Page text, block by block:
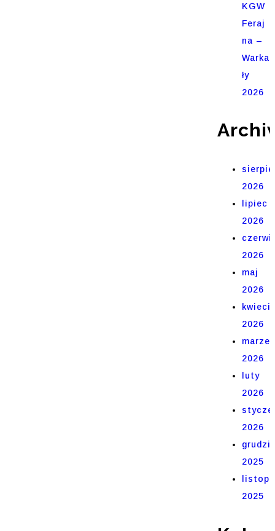
KGW
Feraj
na –
Warka
ły
2026
2026
lipiec
2026
2026
maj
2026
2026
marzec
2026
luty
2026
2026
2025
2025